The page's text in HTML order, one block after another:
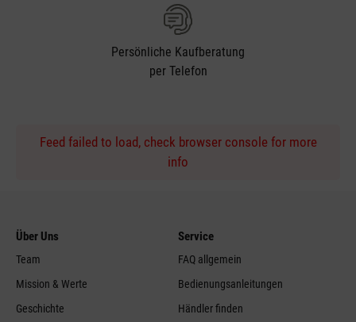
Persönliche Kaufberatung
per Telefon
Feed failed to load, check browser console for more
info
Über Uns
Team
Mission & Werte
Geschichte
Service
FAQ allgemein
Bedienungsanleitungen
Händler finden